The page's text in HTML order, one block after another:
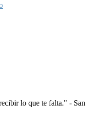
lo que te falta." - San